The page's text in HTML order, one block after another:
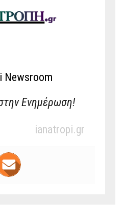
Newsroom
Ενημέρωση!
ianatropi.gr